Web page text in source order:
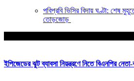
পবিপ্রবি ভিসির বিদায় ঘণ্টা: শেষ
তোড়জোড়
ইপিজেডের ঝুট ব্যাবসা নিয়ন্ত্রণে নিতে বিএনপির নেতা-